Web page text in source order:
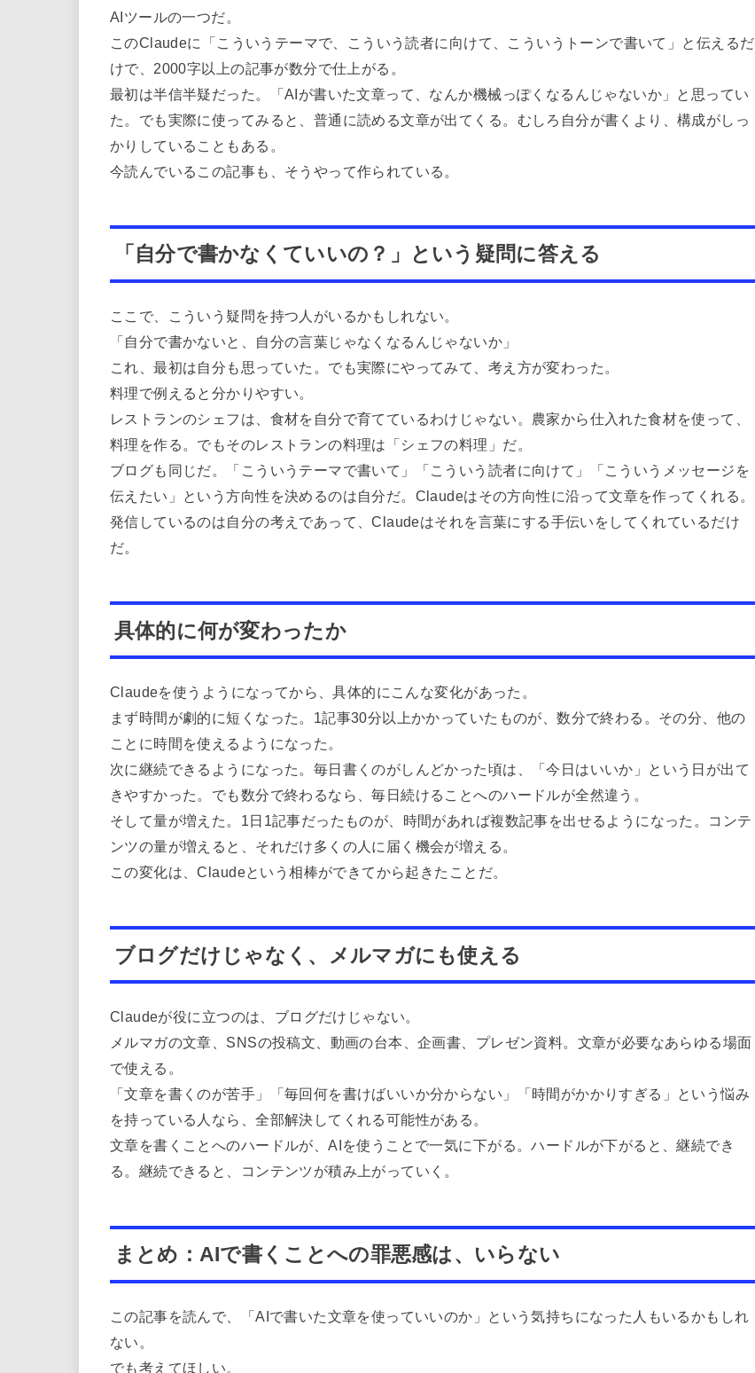
AIツールの一つだ。
このClaudeに「こういうテーマで、こういう読者に向けて、こういうトーンで書いて」と伝えるだ
けで、2000字以上の記事が数分で仕上がる。
最初は半信半疑だった。「AIが書いた文章って、なんか機械っぽくなるんじゃないか」と思ってい
た。でも実際に使ってみると、普通に読める文章が出てくる。むしろ自分が書くより、構成がしっ
かりしていることもある。
今読んでいるこの記事も、そうやって作られている。
「自分で書かなくていいの？」という疑問に答える
ここで、こういう疑問を持つ人がいるかもしれない。
「自分で書かないと、自分の言葉じゃなくなるんじゃないか」
これ、最初は自分も思っていた。でも実際にやってみて、考え方が変わった。
料理で例えると分かりやすい。
レストランのシェフは、食材を自分で育てているわけじゃない。農家から仕入れた食材を使って、
料理を作る。でもそのレストランの料理は「シェフの料理」だ。
ブログも同じだ。「こういうテーマで書いて」「こういう読者に向けて」「こういうメッセージを
伝えたい」という方向性を決めるのは自分だ。Claudeはその方向性に沿って文章を作ってくれる。
発信しているのは自分の考えであって、Claudeはそれを言葉にする手伝いをしてくれているだけ
だ。
具体的に何が変わったか
Claudeを使うようになってから、具体的にこんな変化があった。
まず時間が劇的に短くなった。1記事30分以上かかっていたものが、数分で終わる。その分、他の
ことに時間を使えるようになった。
次に継続できるようになった。毎日書くのがしんどかった頃は、「今日はいいか」という日が出て
きやすかった。でも数分で終わるなら、毎日続けることへのハードルが全然違う。
そして量が増えた。1日1記事だったものが、時間があれば複数記事を出せるようになった。コンテ
ンツの量が増えると、それだけ多くの人に届く機会が増える。
この変化は、Claudeという相棒ができてから起きたことだ。
ブログだけじゃなく、メルマガにも使える
Claudeが役に立つのは、ブログだけじゃない。
メルマガの文章、SNSの投稿文、動画の台本、企画書、プレゼン資料。文章が必要なあらゆる場面
で使える。
「文章を書くのが苦手」「毎回何を書けばいいか分からない」「時間がかかりすぎる」という悩み
を持っている人なら、全部解決してくれる可能性がある。
文章を書くことへのハードルが、AIを使うことで一気に下がる。ハードルが下がると、継続でき
る。継続できると、コンテンツが積み上がっていく。
まとめ：AIで書くことへの罪悪感は、いらない
この記事を読んで、「AIで書いた文章を使っていいのか」という気持ちになった人もいるかもしれ
ない。
でも考えてほしい。